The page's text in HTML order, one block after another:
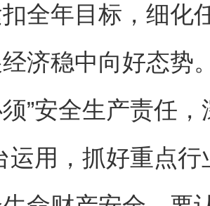
全年目标，细化
济稳中向好态势
”安全生产责任，
运用，抓好重点